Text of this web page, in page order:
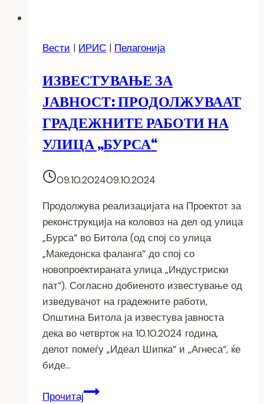
Вести | ИРИС | Пелагонија
ИЗВЕСТУВАЊЕ ЗА
ЈАВНОСТ: ПРОДОЛЖУВААТ
ГРАДЕЖНИТЕ РАБОТИ НА
УЛИЦА „БУРСА“
09.10.202409.10.2024
Продолжува реализацијата на Проектот за
реконструкција на коловоз на дел од улица
„Бурса“ во Битола (од спој со улица
„Македонска фаланга“ до спој со
новопроектираната улица „Индустриски
пат“). Согласно добиеното известување од
изведувачот на градежните работи,
Општина Битола ја известува јавноста
дека во четврток на 10.10.2024 година,
делот помеѓу „Идеал Шипка“ и „Агнеса“, ќе
биде…
ПрочитајИЗВЕСТУВАЊЕ